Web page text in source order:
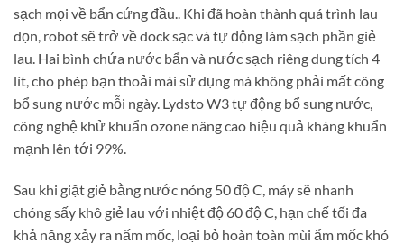
sạch mọi về bẩn cứng đầu.. Khi đã hoàn thành quá trình lau
dọn, robot sẽ trở về dock sạc và tự động làm sạch phần giẻ
lau. Hai bình chứa nước bẩn và nước sạch riêng dung tích 4
lít, cho phép bạn thoải mái sử dụng mà không phải mất công
bổ sung nước mỗi ngày. Lydsto W3 tự động bổ sung nước,
công nghệ khử khuẩn ozone nâng cao hiệu quả kháng khuẩn
mạnh lên tới 99%.
Sau khi giặt giẻ bằng nước nóng 50 độ C, máy sẽ nhanh
chóng sấy khô giẻ lau với nhiệt độ 60 độ C, hạn chế tối đa
khả năng xảy ra nấm mốc, loại bỏ hoàn toàn mùi ẩm mốc khó